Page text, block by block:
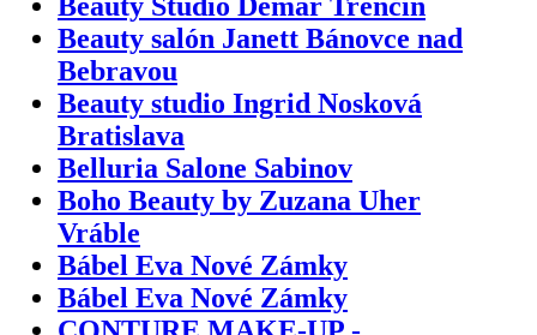
Beauty salón Janett Bánovce nad
Bebravou
Beauty studio Ingrid Nosková
Bratislava
Belluria Salone Sabinov
Boho Beauty by Zuzana Uher
Vráble
Bábel Eva Nové Zámky
Bábel Eva Nové Zámky